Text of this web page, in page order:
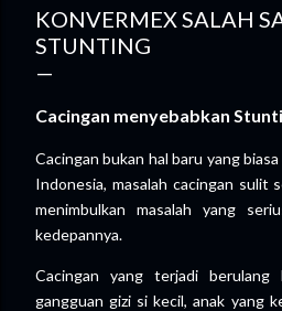
kuliah semakin tinggi. Bukan hanya
biaya hidup, buku, hingga
yang tidak kalah penting, suara anak
yang...
KONVERMEX SALAH
STUNTING
Cacingan menyebabkan
Cacingan bukan hal baru yang
Indonesia, masalah cacingan sulit
menimbulkan masalah yang
kedepannya.
Cacingan yang terjadi berulang
gangguan gizi si kecil, anak yang